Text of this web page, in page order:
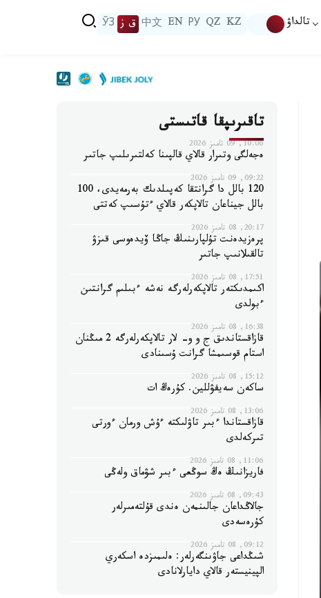
تالداۋ KZ
QZ
РУ
EN
中文 ق ز ЎЗ
تاقىرىپقا قاتىستى
10:06, 09 تامىز 2026
ەجەلگى وتىرار قالاي قالپىنا كەلتىرىلىپ جاتىر
09:22, 09 تامىز 2026
120 بالل دا گرانتقا كەپىلدىك بەرمەيدى، 100
بالل جيناعان تالاپكەر قالاي ءتۇسىپ كەتتى
20:17, 08 تامىز 2026
پرەزيدەنت تۇلپارىنىڭ جاڭا ۆيدەوسى قىزۋ
تالقىلانىپ جاتىر
17:51, 08 تامىز 2026
اكىمدىكتەر تالاپكەرلەرگە نەشە ءبىلىم گرانتىن
ءبولدى
16:38, 08 تامىز 2026
قازاقستاندىق ج و و- لار تالاپكەرلەرگە 2 مىڭنان
استام قوسىمشا گرانت ۇسىنادى
15:12, 08 تامىز 2026
ساكەن سەيفۋللين. كۇرەڭ ات
13:06, 08 تامىز 2026
قازاقستاندا ءبىر تاۋلىكتە ءۇش ورمان ءورتى
تىركەلدى
11:06, 08 تامىز 2026
فاريزانىڭ ەڭ سوڭعى ءبىر شۋماق ولەڭى
09:43, 08 تامىز 2026
جالاڭداعان جالىنمەن ەندى قۇلتەمىرلەر
كۇرەسەدى
09:12, 08 تامىز 2026
شىڭداعى جاۋىنگەرلەر: ەلىمىزدە اسكەري
الپينيستەر قالاي دايارلانادى